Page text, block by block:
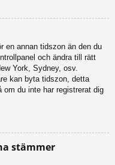
en annan tidszon än den du
och ändra till rätt
York, Sydney, osv.
kan byta tidszon, detta
om du inte har registrerat dig
stämmer